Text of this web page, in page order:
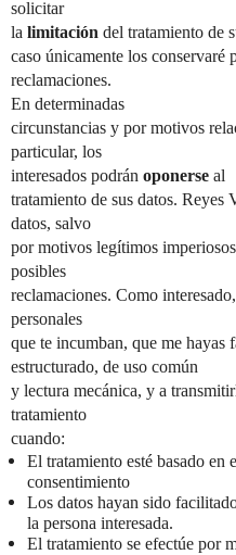
solicitar
la limitación del tratamiento de
caso únicamente los conservaré
reclamaciones.
En determinadas
circunstancias y por motivos
particular, los
interesados podrán oponerse al
tratamiento de sus datos. Reyes
datos, salvo
por motivos legítimos
posibles
reclamaciones. Como
personales
que te incumban, que me
estructurado, de uso común
y lectura mecánica, y a
tratamiento
cuando:
El tratamiento esté basado en
consentimiento
Los datos hayan sido
la persona interesada.
El tratamiento se efectúe por